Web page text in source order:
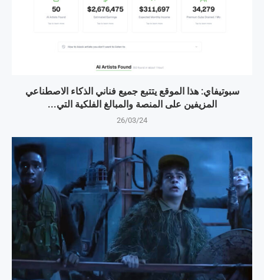
سبوتيفاي: هذا الموقع يتتبع جميع فناني الذكاء الاصطناعي
المزيفين على المنصة والمبالغ الفلكية التي...
26/03/24